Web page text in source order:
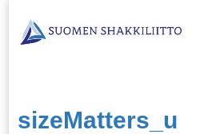
sizeMatters_u